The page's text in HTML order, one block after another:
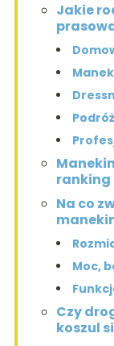
Jakie
ranking
Na co
Moc,
Czy
koszul